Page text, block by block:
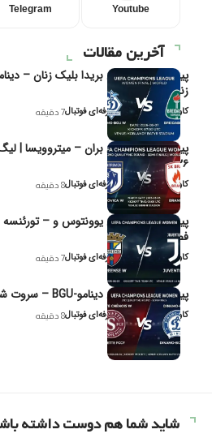
Youtube
Telegram
آخرین مقالات
زنان یوفا
کاوه نیک‌فر، تحلیل‌گر حرفه‌ای فوتبال7 دقیقه
پیش‌بینی و تحلیل بران – میتروویسا |
۲۰۲۶
کاوه نیک‌فر، تحلیل‌گر حرفه‌ای فوتبال8 دقیقه
پیش‌بینی و تحلیل یوونتوس و – تورئنسه و
فصل ۲۰۲۶
کاوه نیک‌فر، تحلیل‌گر حرفه‌ای فوتبال7 دقیقه
پیش‌بینی و تحلیل دینامو-BGU – سروت شنوآ | لیگ قهرمانان زنان اروپا
کاوه نیک‌فر، تحلیل‌گر حرفه‌ای فوتبال8 دقیقه
شاید شما هم دوست داشته